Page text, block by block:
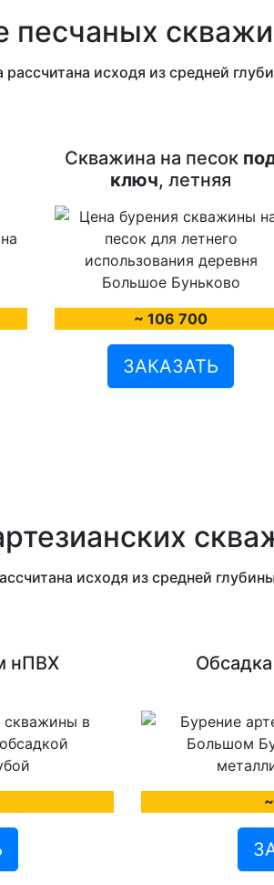
песчаных
рассчитана исходя из средней
Скважина на песок
ключ, летняя
~ 106 700
ЗАКАЗАТЬ
исходя из средней
нПВХ